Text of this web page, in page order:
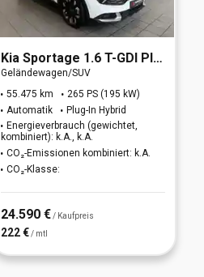
Kia Sportage 1.6 T-GDI Plug-in Hybrid (EURO 6d)
Geländewagen/SUV
55.475 km
265 PS (195 kW)
Automatik
Plug-In Hybrid
Energieverbrauch (gewichtet,
kombiniert): k.A., k.A.
CO₂-Emissionen kombiniert: k.A.
CO₂-Klasse:
24.590 € / Kaufpreis
222 € / mtl